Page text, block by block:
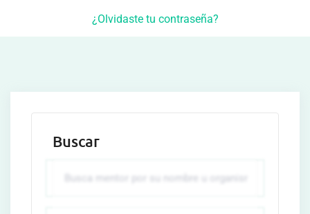
¿Olvidaste tu contraseña?
Buscar